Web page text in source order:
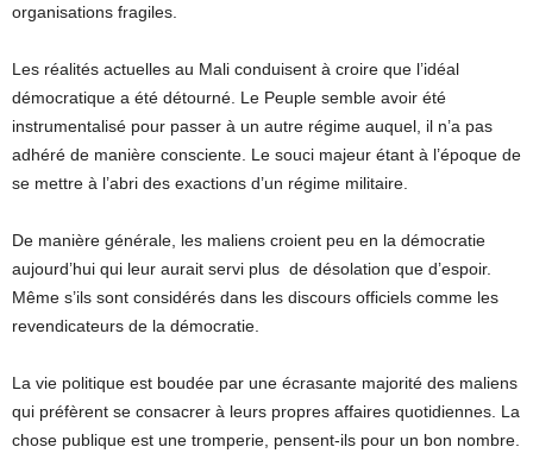
organisations fragiles.
Les réalités actuelles au Mali conduisent à croire que l’idéal
démocratique a été détourné. Le Peuple semble avoir été
instrumentalisé pour passer à un autre régime auquel, il n’a pas
adhéré de manière consciente. Le souci majeur étant à l’époque de
se mettre à l’abri des exactions d’un régime militaire.
De manière générale, les maliens croient peu en la démocratie
aujourd’hui qui leur aurait servi plus de désolation que d’espoir.
Même s’ils sont considérés dans les discours officiels comme les
revendicateurs de la démocratie.
La vie politique est boudée par une écrasante majorité des maliens
qui préfèrent se consacrer à leurs propres affaires quotidiennes. La
chose publique est une tromperie, pensent-ils pour un bon nombre.